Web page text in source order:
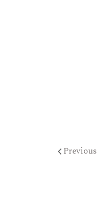
Previous